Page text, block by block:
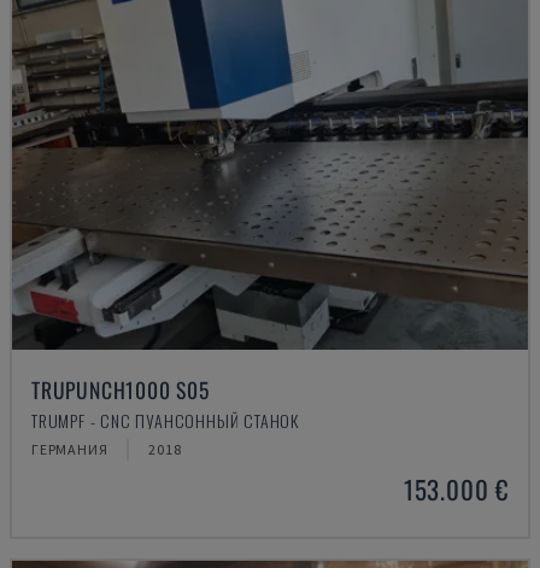
TRUPUNCH1000 S05
TRUMPF - CNC ПУАНСОННЫЙ СТАНОК
ГЕРМАНИЯ 2018
153.000 €